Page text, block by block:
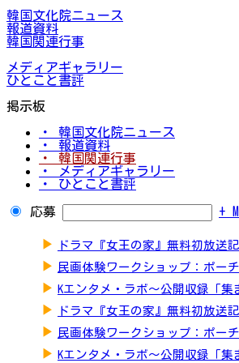
韓国文化院ニュース
報道資料
韓国関連行事
メディアギャラリー
ひとこと書評
掲示板
・ 韓国文化院ニュース
・ 報道資料
・ 韓国関連行事
・ メディアギャラリー
・ ひとこと書評
応募 +
▶ ドラマ『女王の家』無料初放送
▶ 民画体験ワークショップ：ポー
▶ Kエンタメ・ラボ～公開収録「集
▶ ドラマ『女王の家』無料初放送
▶ 民画体験ワークショップ：ポー
▶ Kエンタメ・ラボ～公開収録「集